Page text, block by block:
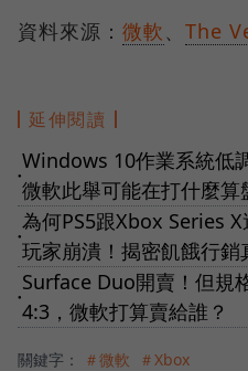
資料來源： 微軟 The
延伸閱讀
●
Windows 10作業系統低
微軟此舉可能在打什麼算
●
為何PS5跟Xbox Series
玩家崩潰！揭密飢餓行銷
●
Surface Duo開賣！但規
4:3，微軟打算賣給誰？
關鍵字： ＃微軟 ＃Xbox